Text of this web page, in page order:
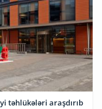
təhlükələri araşdırıb